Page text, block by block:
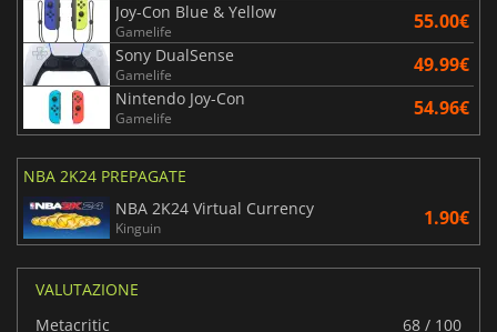
Joy-Con Blue & Yellow
Gamelife 55.00€
Sony DualSense
Gamelife 49.99€
Nintendo Joy-Con
Gamelife 54.96€
NBA 2K24 PREPAGATE
NBA 2K24 Virtual Currency
Kinguin 1.90€
VALUTAZIONE
Metacritic
68 / 100